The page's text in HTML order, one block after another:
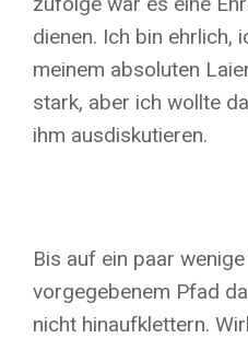
dienen. Ich bin ehrlich,
meinem absoluten
stark, aber ich wollte
ihm ausdiskutieren.
Bis auf ein paar
vorgegebenem Pfad
nicht hinaufklettern.